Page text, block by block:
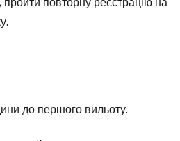
до першого вильоту.